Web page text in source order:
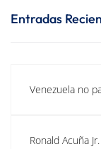
Entradas
Venezuela no
Ronald Acuña